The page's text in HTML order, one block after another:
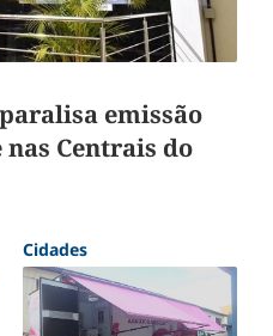
emissão
Centrais do
Cidades